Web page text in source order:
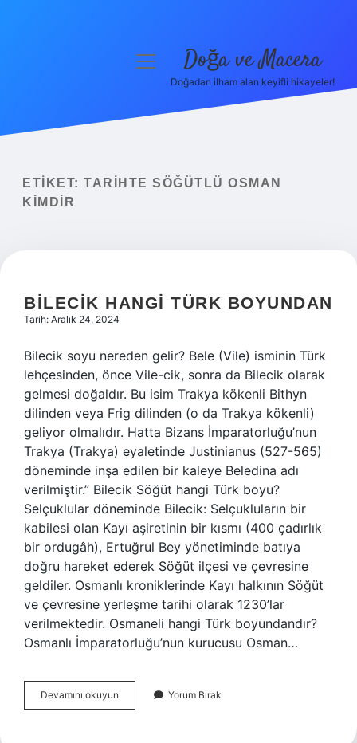
Yasal Uyarı
menüyü Doğa ve Macera
Doğadan ilham alan keyifli hikayeler!
ETIKET: TARIHTE SÖĞÜTLÜ OSMAN
KIMDIR
BILECIK HANGI TÜRK BOYUNDAN
Tarih: Aralık 24, 2024
Bilecik soyu nereden gelir? Bele (Vile) isminin Türk
lehçesinden, önce Vile-cik, sonra da Bilecik olarak
gelmesi doğaldır. Bu isim Trakya kökenli Bithyn
dilinden veya Frig dilinden (o da Trakya kökenli)
geliyor olmalıdır. Hatta Bizans İmparatorluğu’nun
Trakya (Trakya) eyaletinde Justinianus (527-565)
döneminde inşa edilen bir kaleye Beledina adı
verilmiştir.” Bilecik Söğüt hangi Türk boyu?
Selçuklular döneminde Bilecik: Selçukluların bir
kabilesi olan Kayı aşiretinin bir kısmı (400 çadırlık
bir ordugâh), Ertuğrul Bey yönetiminde batıya
doğru hareket ederek Söğüt ilçesi ve çevresine
geldiler. Osmanlı kroniklerinde Kayı halkının Söğüt
ve çevresine yerleşme tarihi olarak 1230’lar
verilmektedir. Osmaneli hangi Türk boyundandır?
Osmanlı İmparatorluğu’nun kurucusu Osman…
Devamını okuyun
Hangi
Yorum Bırak